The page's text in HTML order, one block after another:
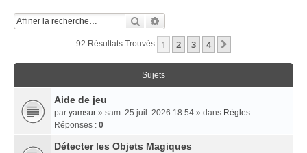
Rechercher
92 Résultats Trouvés 1 2 3 4
Sujets
Aide de jeu
par yamsur » sam. 25 juil. 2026 18:54 » dans Règles
Réponses : 0
Détecter les Objets Magiques